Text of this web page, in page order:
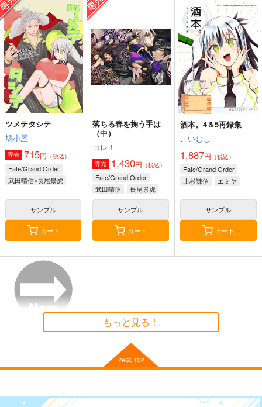
火よ！星の光の瞬きよ
Owen
5,500円（税込）
Fate/Grand Order
巌窟王 エドモン・ダンテス
巌窟王 モンテ・クリスト
藤丸立香サンプル
カート
海嘯に永訣
Owen
787円（税込）
Fate/Grand Order
斎藤一
藤丸立香
刑部姫 豪華客船へ行
く
んじゃめな本舗
605円（税込）
Fate/Grand Order
刑部姫
蘆屋道満
サンプル
FGO/FAKE DUME
TOKIMOOON
495円（税込）
Fate/Grand Order オー
Fate/Grand Order
曲亭馬琴
サンプル
専売 787円
ツメテタシテ
鳩小屋
専売 715円 （税込）
Fate/Grand Order
武田晴信×長尾景虎
サンプル
カート
落ちる春を掬う手は
（中）
コレ！
専売 1,430円 （税込）
Fate/Grand Order
武田晴信
長尾景虎
サンプル
カート
酒本。4＆5再録集
こいむし
1,887円 （税込）
Fate/Grand Order
上杉謙信
エミヤ
サンプル
カート
もっと見る！